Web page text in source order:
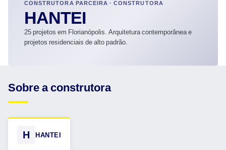
CONSTRUTORA PARCEIRA · CONSTRUTORA
HANTEI
25 projetos em Florianópolis. Arquitetura contemporânea e
projetos residenciais de alto padrão.
Sobre a construtora
H HANTEI